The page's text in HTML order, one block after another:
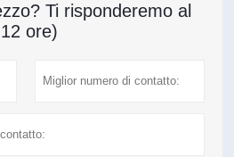
Ti risponderemo al
ore)